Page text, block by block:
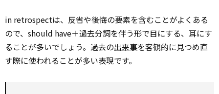
in retrospectは、反省や後悔の要素を含むことがよくある
ので、should have＋過去分詞を伴う形で目にする、耳にす
ることが多いでしょう。過去の出来事を客観的に見つめ直
す際に使われることが多い表現です。